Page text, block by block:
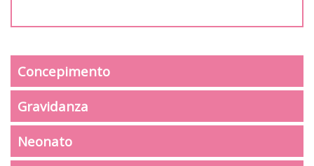
Concepimento
Gravidanza
Neonato